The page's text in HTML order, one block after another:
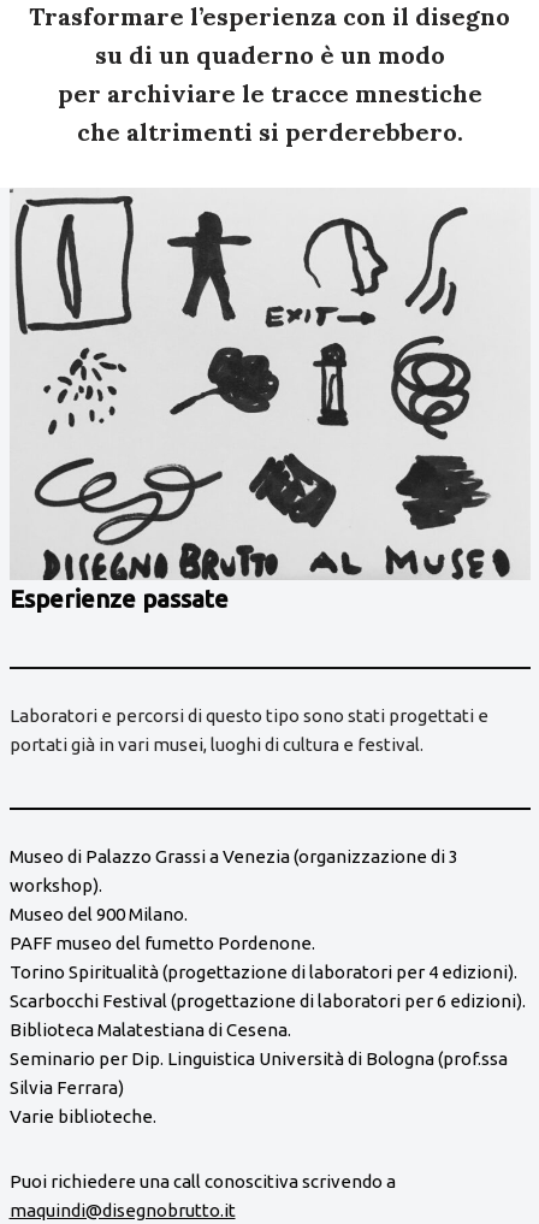
Trasformare l’esperienza con il disegno
su di un quaderno è un modo
per archiviare le tracce mnestiche
che altrimenti si perderebbero.
Esperienze passate
Laboratori e percorsi di questo tipo sono stati progettati e
portati già in vari musei, luoghi di cultura e festival.
Museo di Palazzo Grassi a Venezia (organizzazione di 3
workshop).
Museo del 900 Milano.
PAFF museo del fumetto Pordenone.
Torino Spiritualità (progettazione di laboratori per 4 edizioni).
Scarbocchi Festival (progettazione di laboratori per 6 edizioni).
Biblioteca Malatestiana di Cesena.
Seminario per Dip. Linguistica Università di Bologna (prof.ssa
Silvia Ferrara)
Varie biblioteche.
Puoi richiedere una call conoscitiva scrivendo a
maquindi@disegnobrutto.it